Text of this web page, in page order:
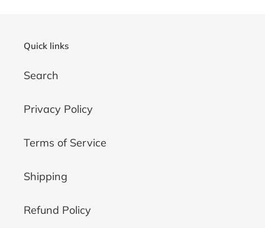
Quick links
Search
Privacy Policy
Terms of Service
Shipping
Refund Policy